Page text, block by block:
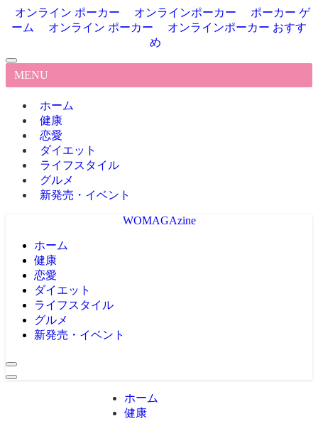
オンライン ポーカー オンラインポーカー
ポーカー ゲ
ーム
オンライン ポーカー
オンラインポーカー おすす
め
MENU
ホーム
健康
恋愛
ダイエット
ライフスタイル
グルメ
新発売・イベント
WOMAGAzine
ホーム
健康
恋愛
ダイエット
ライフスタイル
グルメ
新発売・イベント
ホーム
健康